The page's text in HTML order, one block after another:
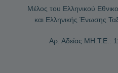
Μέλος του Ελληνικού
και Ελληνικής Ένωσης
Αρ. Αδείας ΜΗ.Τ.Ε.: